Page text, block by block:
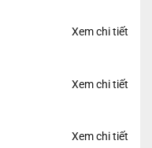
Xem chi tiết
Xem chi tiết
Xem chi tiết